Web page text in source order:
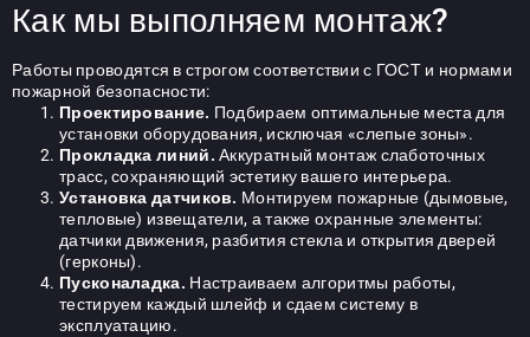
Как мы выполняем монтаж?
Работы проводятся в строгом соответствии с ГОСТ и нормами
пожарной безопасности:
Проектирование. Подбираем оптимальные места для
установки оборудования, исключая «слепые зоны».
Прокладка линий. Аккуратный монтаж слаботочных
трасс, сохраняющий эстетику вашего интерьера.
Установка датчиков. Монтируем пожарные (дымовые,
тепловые) извещатели, а также охранные элементы:
датчики движения, разбития стекла и открытия дверей
(герконы).
Пусконаладка. Настраиваем алгоритмы работы,
тестируем каждый шлейф и сдаем систему в
эксплуатацию.